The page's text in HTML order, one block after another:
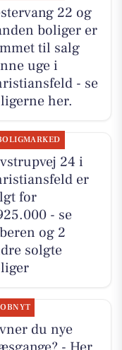
22 og
boliger er
til salg
uge i
- se
her.
24 i
er
for
- se
og 2
solgte
du nye